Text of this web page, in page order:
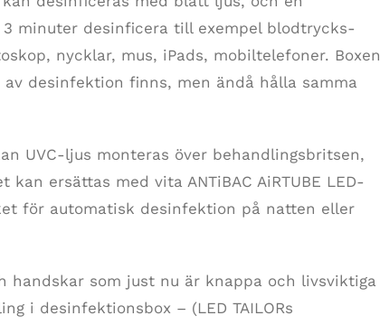
minuter desinficera till exempel blodtrycks-
nycklar, mus, iPads, mobiltelefoner. Boxen
desinfektion finns, men ändå hålla samma
UVC-ljus monteras över behandlingsbritsen,
ersättas med vita ANTiBAC AiRTUBE LED-
för automatisk desinfektion på natten eller
handskar som just nu är knappa och livsviktiga
i desinfektionsbox – (LED TAILORs